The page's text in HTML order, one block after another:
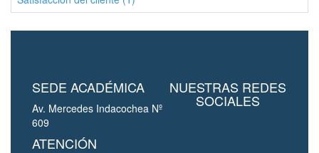
SEDE ACADÉMICA
Av. Mercedes Indacochea Nº
609
ATENCIÓN
NUESTRAS REDES
SOCIALES